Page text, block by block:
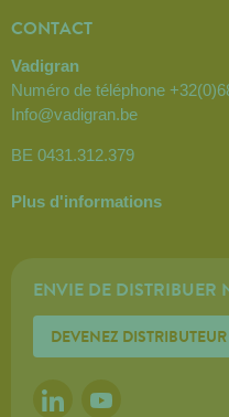
CONTACT
Vadigran
Numéro de téléphone
Info@vadigran.be
BE 0431.312.379
Plus d'informations
ENVIE DE DISTRIBUER
DEVENEZ DISTRIBUTEUR
LINKEDINYOUTUBE